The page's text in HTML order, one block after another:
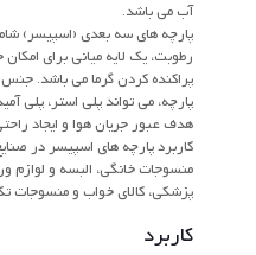
آب می باشد.
پارچه های سه بعدی (اسپیسر)
رطوبت، یک لایه میانی برای
پراکنده کردن گرما می باشد.
پارچه، می تواند پلی استر، پلی
هدف عبور جریان هوا و ایجاد
کاربرد پارچه های اسپیسر در
منسوجات خانگی، البسه و لوازم
پزشکی، کالای خواب و منسوجات
کاربرد